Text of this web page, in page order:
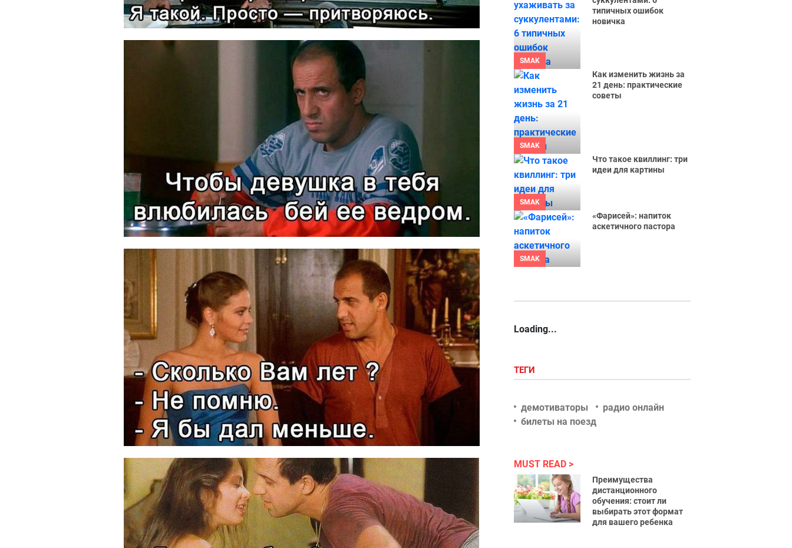
SMAK
типичных ошибок
новичка
SMAK
Как изменить жизнь за
21 день: практические
советы
SMAK
Что такое квиллинг: три
идеи для картины
SMAK
«Фарисей»: напиток
аскетичного пастора
Loading...
ТЕГИ
демотиваторы
радио онлайн
билеты на поезд
MUST READ
Преимущества
дистанционного
обучения: стоит ли
выбирать этот формат
для вашего ребенка